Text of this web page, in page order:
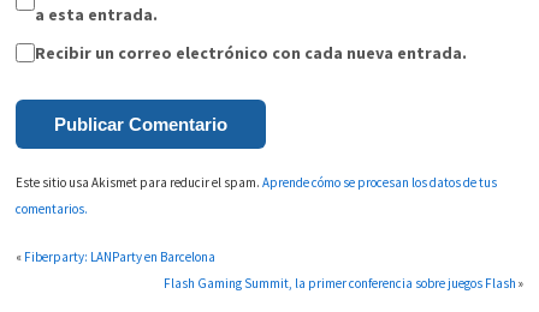
a esta entrada.
Recibir un correo electrónico con cada nueva entrada.
Este sitio usa Akismet para reducir el spam.Aprende cómo se procesan los datos de tus
comentarios.
« Fiberparty: LANParty en Barcelona
Flash Gaming Summit, la primer conferencia sobre juegos Flash »